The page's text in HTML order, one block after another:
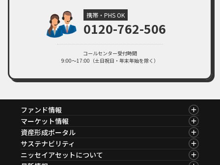
携帯・PHS OK
0120-762-506
コールセンター受付時間
9:00～17:00（土日祝日・年末年始を除く）
ファンド情報
ファンド情報TOP
基準価額一覧
ファンド検索
ファンド比較
決算カレンダー
マーケット情報
マーケット情報TOP
マーケット指数
マーケットレポート
コラム
資産形成ポータル
資産形成ポータルTOP
資産形成サービス
サステナビリティ
サステナビリティTOP
サステナビリティ経営
ニッセイアセットについて